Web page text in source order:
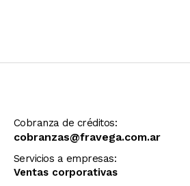
Cobranza de créditos:
cobranzas@fravega.com.ar
Servicios a empresas:
Ventas corporativas